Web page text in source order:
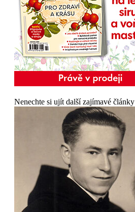
Nenechte si ujít další zajímavé články